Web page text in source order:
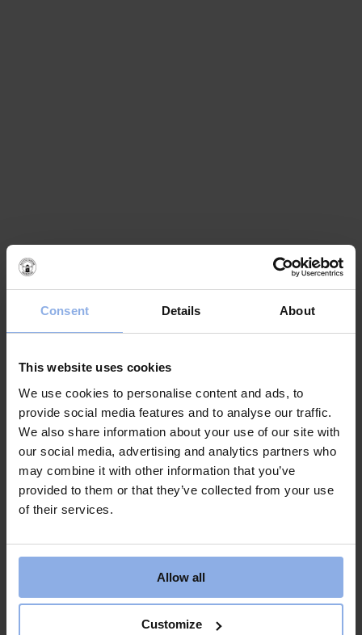
Consent Details About
This website uses cookies
We use cookies to personalise content and ads, to
provide social media features and to analyse our traffic.
We also share information about your use of our site with
our social media, advertising and analytics partners who
may combine it with other information that you’ve
provided to them or that they’ve collected from your use
of their services.
Allow all
Customize